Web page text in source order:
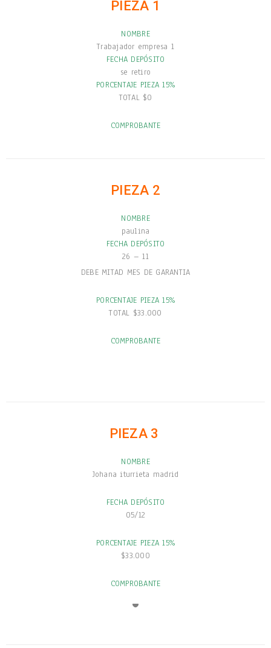
PIEZA 1
NOMBRE
Trabajador empresa 1
FECHA DEPÓSITO
se retiro
PORCENTAJE PIEZA 15%
TOTAL $0
COMPROBANTE
PIEZA 2
NOMBRE
paulina
FECHA DEPÓSITO
26 – 11
DEBE MITAD MES DE GARANTIA
PORCENTAJE PIEZA 15%
TOTAL $33.000
COMPROBANTE
PIEZA 3
NOMBRE
Johana iturrieta madrid
FECHA DEPÓSITO
05/12
PORCENTAJE PIEZA 15%
$33.000
COMPROBANTE